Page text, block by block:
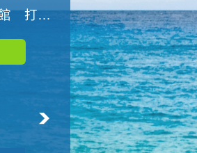
探索營隊
115年08月